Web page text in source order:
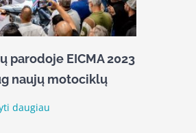
parodoje EICMA 2023
naujų motociklų
daugiau